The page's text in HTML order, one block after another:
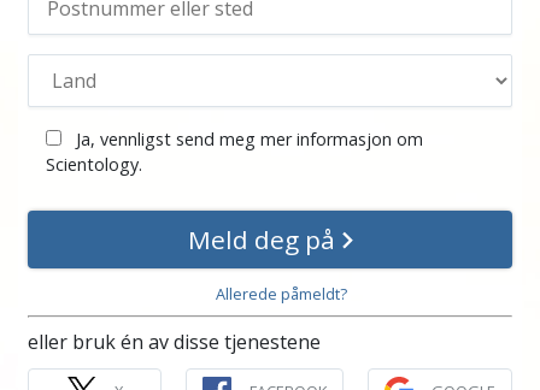
Ja, vennligst send meg mer informasjon om
Scientology.
Meld deg på
Allerede påmeldt?
eller bruk én av disse tjenestene